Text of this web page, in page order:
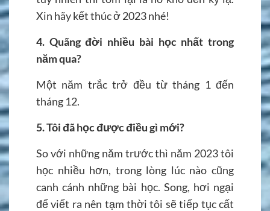
Xin hãy kết thúc ở 2023 nhé!
4. Quãng đời nhiều bài học nhất trong
năm qua?
Một năm trắc trở đều từ tháng 1 đến
tháng 12.
5. Tôi đã học được điều gì mới?
So với những năm trước thì năm 2023 tôi
học nhiều hơn, trong lòng lúc nào cũng
canh cánh những bài học. Song, hơi ngại
để viết ra nên tạm thời tôi sẽ tiếp tục cất